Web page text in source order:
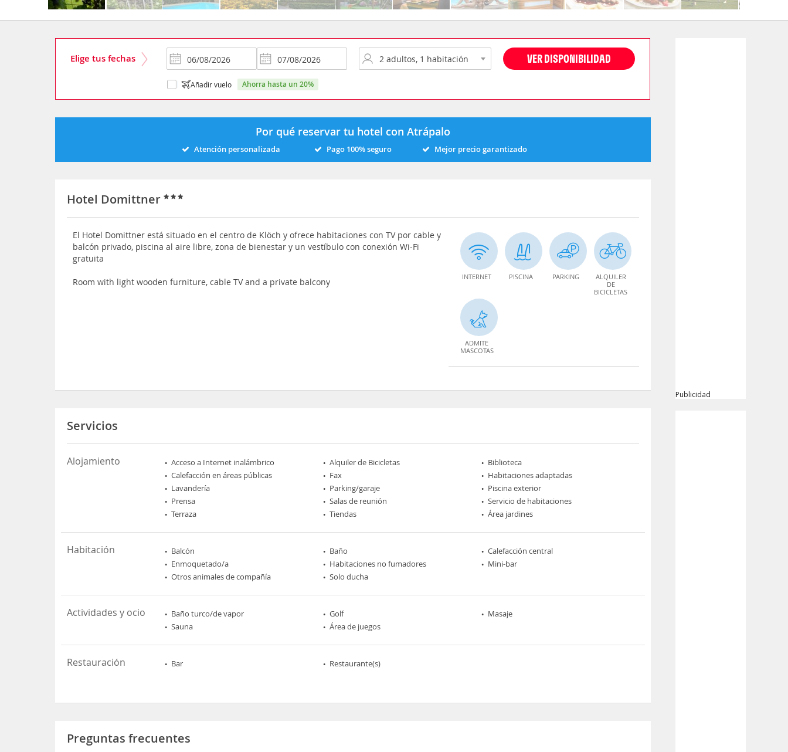
Elige tus fechas VER DISPONIBILIDAD
Añadir vuelo ahorra hasta un 20%
Por qué reservar tu hotel con Atrápalo
Atención personalizada Pago 100% seguro Mejor precio garantizado
Hotel Domittner
El Hotel Domittner está situado en el centro de Klöch y ofrece habitaciones con TV por cable y
balcón privado, piscina al aire libre, zona de bienestar y un vestíbulo con conexión Wi-Fi
gratuita
Room with light wooden furniture, cable TV and a private balcony INTERNET PISCINA PARKING
ALQUILER
DE
BICICLETAS
ADMITE
MASCOTAS
Servicios
Alojamiento Acceso a Internet inalámbrico Alquiler de Bicicletas
Biblioteca
Calefacción en áreas públicas
Fax
Habitaciones adaptadas
Lavandería
Parking/garaje
Piscina exterior
Prensa
Salas de reunión
Servicio de habitaciones
Terraza
Tiendas Área jardines
Habitación Balcón Baño
Calefacción central
Enmoquetado/a
Habitaciones no fumadores
Mini-bar
Otros animales de compañía
Solo ducha
Actividades y ocio Baño turco/de vapor Golf
Masaje
Sauna
Área de juegos
Restauración Bar Restaurante(s)
Preguntas frecuentes
Publicidad